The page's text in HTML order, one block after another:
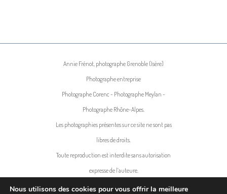
Annie Frénot, photographe Grenoble (Isère)
Photographe entreprise
Photographe Corenc - Photographe Meylan -
Photographe Rhône-Alpes.
Les photographies présentes sur ce site ne sont pas
libres de droits.
Toute reproduction est interdite sans autorisation
expresse de l’auteure.
Voir les Mentions légales et Politique de
Nous utilisons des cookies pour vous offrir la meilleure